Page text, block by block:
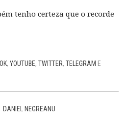
tenho certeza que o recorde
, YOUTUBE, TWITTER, TELEGRAM E
DANIEL NEGREANU